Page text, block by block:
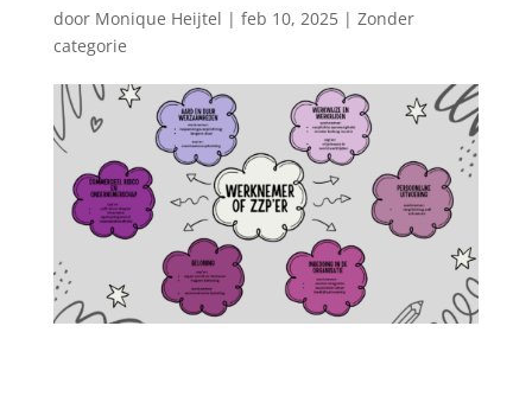
door Monique Heijtel | feb 10, 2025| Zonder
categorie